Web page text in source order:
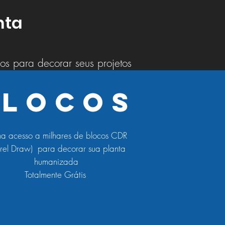
para decorar seus projetos
acesso a milhares de blocos CDR
Draw) para decorar sua planta
humanizada
Totalmente Grátis